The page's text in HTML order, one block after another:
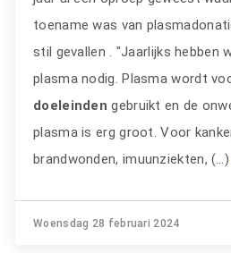
toename was van
stil gevallen . "Jaarlijks hebben
plasma nodig. Plasma wordt
doeleinden gebruikt en de
plasma is erg groot. Voor
brandwonden, imuunziekten,
Woensdag 28 februari 2024